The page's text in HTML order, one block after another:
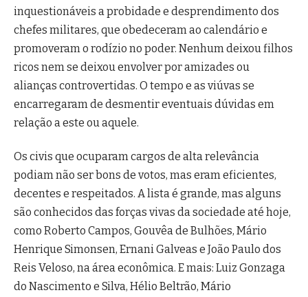
inquestionáveis a probidade e desprendimento dos
chefes militares, que obedeceram ao calendário e
promoveram o rodízio no poder. Nenhum deixou filhos
ricos nem se deixou envolver por amizades ou
alianças controvertidas. O tempo e as viúvas se
encarregaram de desmentir eventuais dúvidas em
relação a este ou aquele.
Os civis que ocuparam cargos de alta relevância
podiam não ser bons de votos, mas eram eficientes,
decentes e respeitados. A lista é grande, mas alguns
são conhecidos das forças vivas da sociedade até hoje,
como Roberto Campos, Gouvêa de Bulhões, Mário
Henrique Simonsen, Ernani Galveas e João Paulo dos
Reis Veloso, na área econômica. E mais: Luiz Gonzaga
do Nascimento e Silva, Hélio Beltrão, Mário